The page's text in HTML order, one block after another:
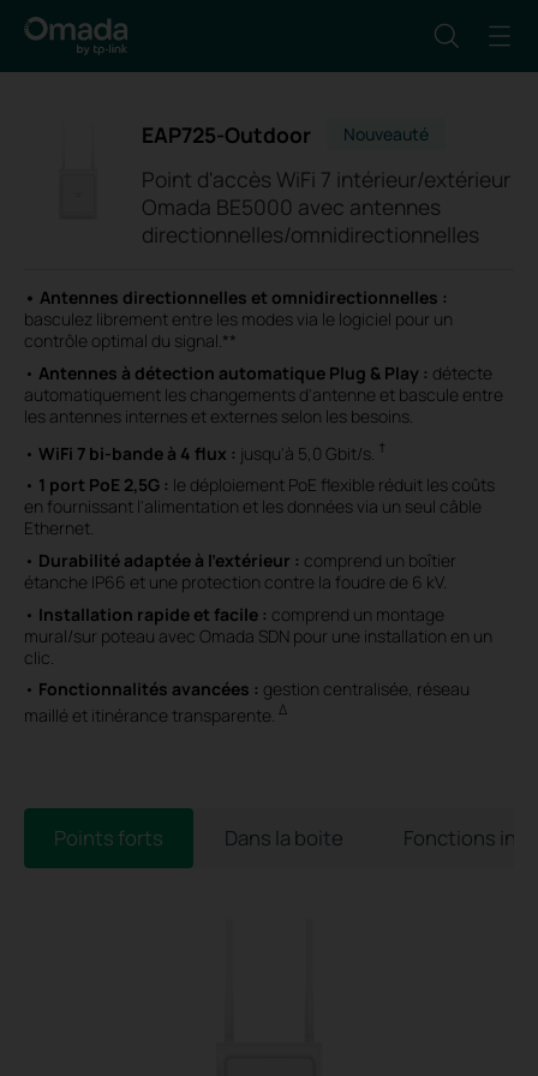
EAP725-Outdoor Nouveauté
Point d'accès WiFi 7 intérieur/extérieur
Omada BE5000 avec antennes
directionnelles/omnidirectionnelles
• Antennes directionnelles et omnidirectionnelles :
basculez librement entre les modes via le logiciel pour un
contrôle optimal du signal.**
• Antennes à détection automatique Plug & Play : détecte
automatiquement les changements d'antenne et bascule entre
les antennes internes et externes selon les besoins.
• WiFi 7 bi-bande à 4 flux : jusqu'à 5,0 Gbit/s. †
• 1 port PoE 2,5G : le déploiement PoE flexible réduit les coûts
en fournissant l'alimentation et les données via un seul câble
Ethernet.
• Durabilité adaptée à l'extérieur : comprend un boîtier
étanche IP66 et une protection contre la foudre de 6 kV.
• Installation rapide et facile : comprend un montage
mural/sur poteau avec Omada SDN pour une installation en un
clic.
• Fonctionnalités avancées : gestion centralisée, réseau
maillé et itinérance transparente. Δ
Points forts Dans la boite Fonctions